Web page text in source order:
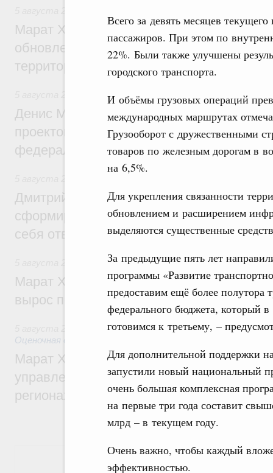
Всего за девять месяцев
пассажиров. При этом по
22%. Были также улучшены
городского транспорта.
И объёмы грузовых операций
международных маршрутах
Грузооборот с дружественными
товаров по железным дорогам в
на 6,5%.
Для укрепления связанности
обновлением и расширением
выделяются существенные
За предыдущие пять лет
программы «Развитие
предоставим ещё более полутора
федерального бюджета, который
готовимся к третьему, –
Для дополнительной поддержки
запустили новый национальный
очень большая комплексная
на первые три года составит
млрд – в текущем году.
Очень важно, чтобы каждый
эффективностью.
Марат Хуснуллин: Более 4,3 тыс.
обновлено в России при участии Фонда
территорий
Инструменты развития территорий.
Денис Мантуров провёл совещание по
проектов института кураторства в
федеральном округе
Дмитрий Чернышенко: Всемирный
сформировал целое сообщество людей,
себя ответственность за будущее
Национальный проект «Инфраструктура
Марат Хуснуллин: Ввод нежилых зданий
вырос почти на треть
Земельные отношения. Кадастровая
Оценочная деятельность
Марат Хуснуллин: По решению
управление «ДОМ.РФ» перейдёт более
регионах
Показать еще